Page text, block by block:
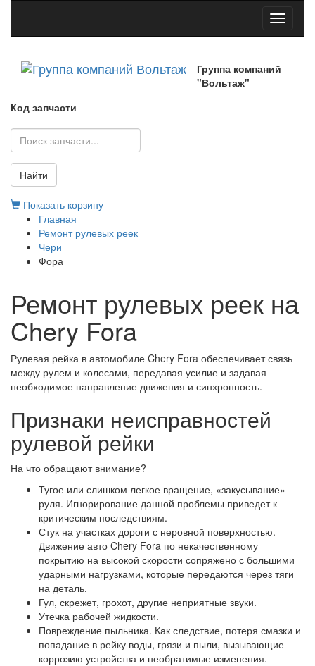
Toggle
Группа компаний
"Вольтаж"
Код запчасти
Найти
Показать корзину
Главная
Ремонт рулевых реек
Чери
Фора
Ремонт рулевых реек на
Chery Fora
Рулевая рейка в автомобиле Chery Fora обеспечивает связь
между рулем и колесами, передавая усилие и задавая
необходимое направление движения и синхронность.
Признаки неисправностей
рулевой рейки
На что обращают внимание?
Тугое или слишком легкое вращение, «закусывание»
руля. Игнорирование данной проблемы приведет к
критическим последствиям.
Стук на участках дороги с неровной поверхностью.
Движение авто Chery Fora по некачественному
покрытию на высокой скорости сопряжено с большими
ударными нагрузками, которые передаются через тяги
на деталь.
Гул, скрежет, грохот, другие неприятные звуки.
Утечка рабочей жидкости.
Повреждение пыльника. Как следствие, потеря смазки и
попадание в рейку воды, грязи и пыли, вызывающие
коррозию устройства и необратимые изменения.